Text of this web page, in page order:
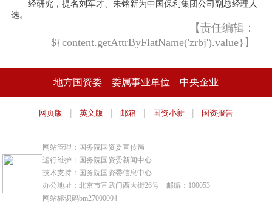
经研究，提名刘军才、朱铭新为中国保利集团公司副总经理人
选。
【责任编辑：
${content.getAttrByFlatName('zrbj').value}】
地方国资委 委属事业单位 中央企业
网页版 | 英文版 | 邮箱 | 国资小新 | 国资报告
网站管理：国务院国资委宣传局
运行维护：国务院国资委新闻中心
技术支持：国务院国资委信息中心
办公地址：北京市宣武门西大街26号 邮编：100053
网站标识码bm27000004